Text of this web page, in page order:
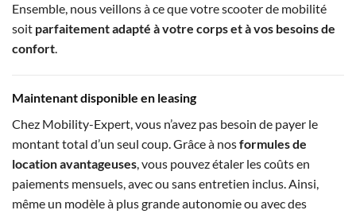
Ensemble, nous veillons à ce que votre scooter de mobilité
soit parfaitement adapté à votre corps et à vos besoins de
confort.
Maintenant disponible en leasing
Chez Mobility-Expert, vous n’avez pas besoin de payer le
montant total d’un seul coup. Grâce à nosformules de
location avantageuses, vous pouvez étaler les coûts en
paiements mensuels, avec ou sans entretien inclus. Ainsi,
même un modèle à plus grande autonomie ou avec des